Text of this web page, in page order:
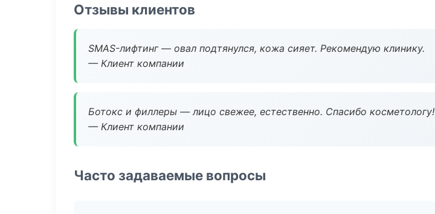
Отзывы клиентов
SMAS-лифтинг — овал подтянулся, кожа сияет. Рекомендую клинику.
— Клиент компании
Ботокс и филлеры — лицо свежее, естественно. Спасибо косметологу!
— Клиент компании
Часто задаваемые вопросы